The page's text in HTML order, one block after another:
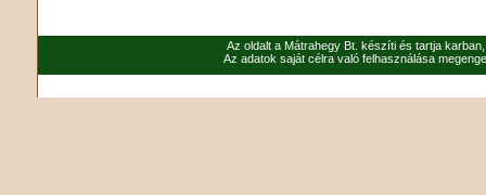
Az oldalt a Mátrahegy Bt. készíti és tartja
Az adatok saját célra való felhasználása